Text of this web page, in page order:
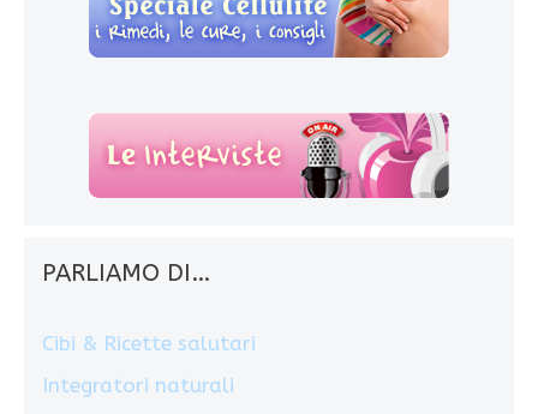
PARLIAMO DI…
Cibi & Ricette salutari
Integratori naturali